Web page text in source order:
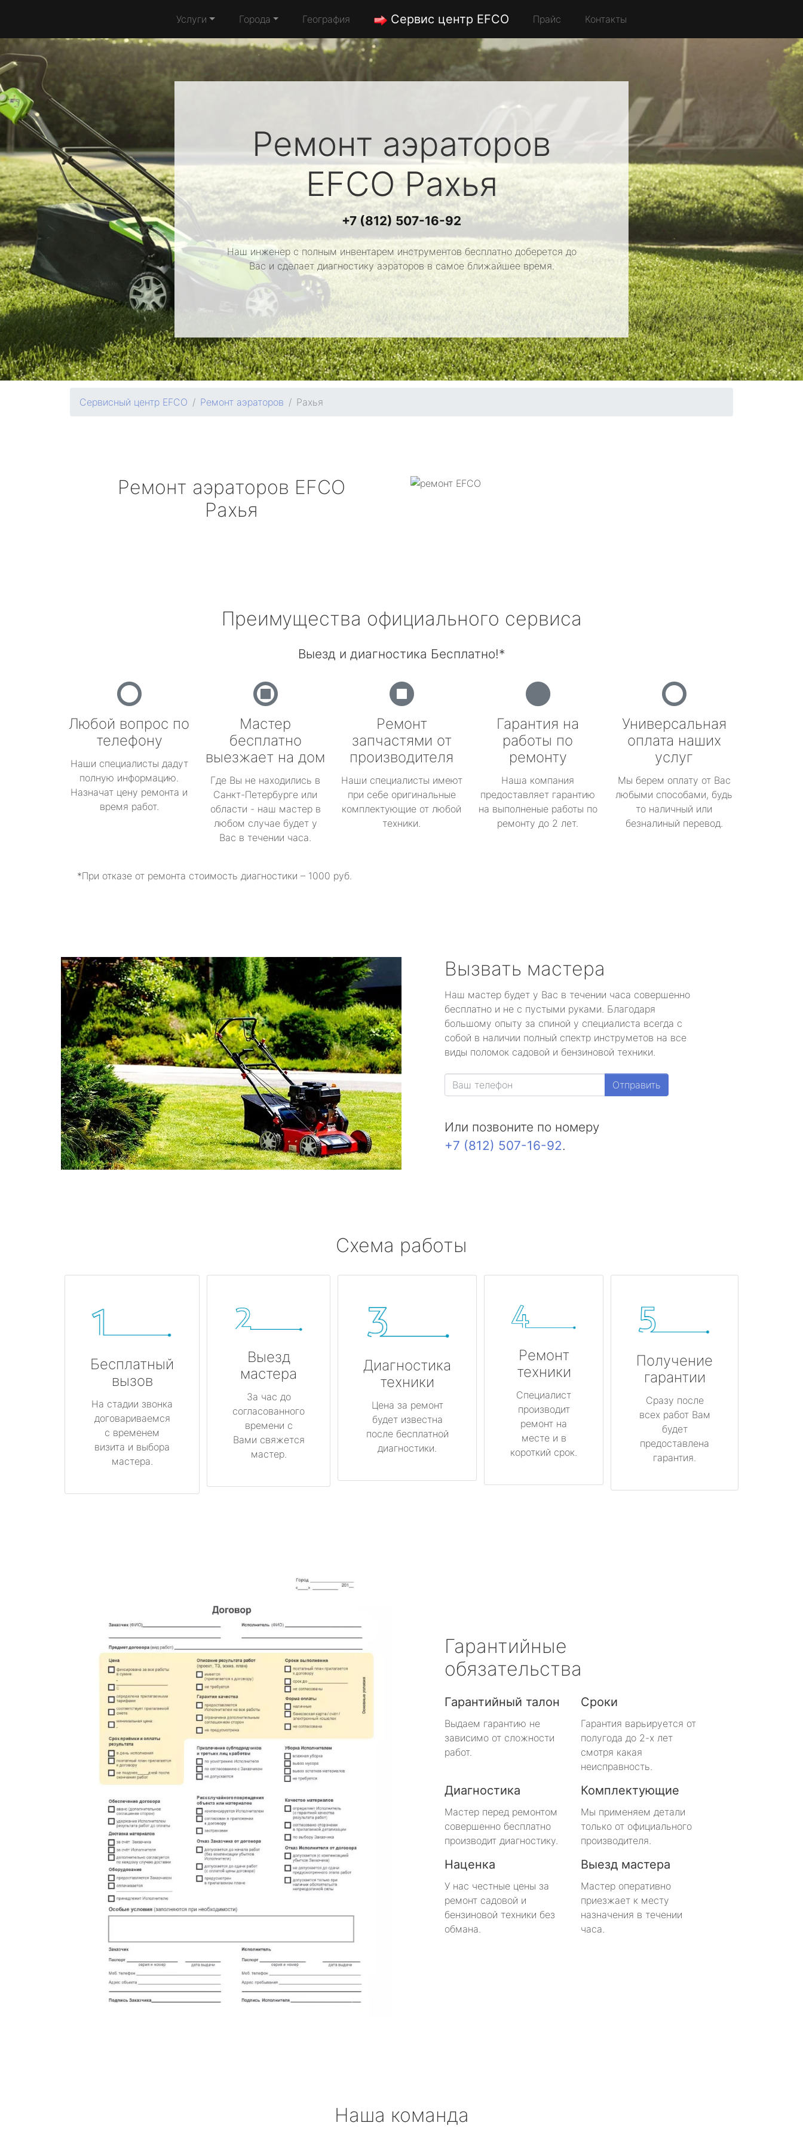
Услуги Города География Сервис центр EFCO Прайс Контакты
Ремонт аэраторов
EFCOРахья
+7 (812) 507-16-92
Наш инженер с полным инвентарем инструментов бесплатно доберется до
Вас и сделает диагностику аэраторов в самое ближайшее время.
Сервисный центр EFCO Ремонт аэраторов Рахья
Ремонт аэраторов EFCO
Рахья
Преимущества официального сервиса
Выезд и диагностика Бесплатно!*
Любой вопрос по
телефону
Наши специалисты дадут
полную информацию.
Назначат цену ремонта и
время работ.
Мастер
бесплатно
выезжает на дом
Где Вы не находились в
Санкт-Петербурге или
области - наш мастер в
любом случае будет у
Вас в течении часа.
Ремонт
запчастями от
производителя
Наши специалисты имеют
при себе оригинальные
комплектующие от любой
техники.
Гарантия на
работы по
ремонту
Наша компания
предоставляет гарантию
на выполненые работы по
ремонту до 2 лет.
Универсальная
оплата наших
услуг
Мы берем оплату от Вас
любыми способами, будь
то наличный или
безналиный перевод.
*При отказе от ремонта стоимость диагностики – 1000 руб.
Вызвать мастера
Наш мастер будет у Вас в течении часа совершенно
бесплатно и не с пустыми руками. Благодаря
большому опыту за спиной у специалиста всегда с
собой в наличии полный спектр инструметов на все
виды поломок садовой и бензиновой техники.
Отправить
Или позвоните по номеру
+7 (812) 507-16-92.
Схема работы
Бесплатный
вызов
На стадии звонка
договариваемся
с временем
визита и выбора
мастера.
Выезд
мастера
За час до
согласованного
времени с
Вами свяжется
мастер.
Диагностика
техники
Цена за ремонт
будет известна
после бесплатной
диагностики.
Ремонт
техники
Специалист
производит
ремонт на
месте и в
короткий срок.
Получение
гарантии
Сразу после
всех работ Вам
будет
предоставлена
гарантия.
Гарантийные
обязательства
Гарантийный талон
Выдаем гарантию не
зависимо от сложности
работ.
Сроки
Гарантия варьируется от
полугода до 2-х лет
смотря какая
неисправность.
Диагностика
Мастер перед ремонтом
совершенно бесплатно
производит диагностику.
Комплектующие
Мы применяем детали
только от официального
производителя.
Наценка
У нас честные цены за
ремонт садовой и
бензиновой техники без
обмана.
Выезд мастера
Мастер оперативно
приезжает к месту
назначения в течении
часа.
Наша команда